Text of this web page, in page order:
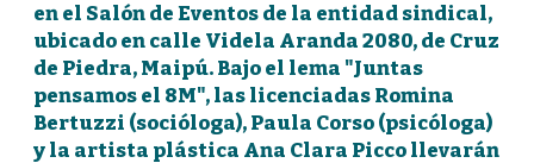
en el Salón de Eventos de la entidad sindical,
ubicado en calle Videla Aranda 2080, de Cruz
de Piedra, Maipú. Bajo el lema "Juntas
pensamos el 8M", las licenciadas Romina
Bertuzzi (socióloga), Paula Corso (psicóloga)
y la artista plástica Ana Clara Picco llevarán